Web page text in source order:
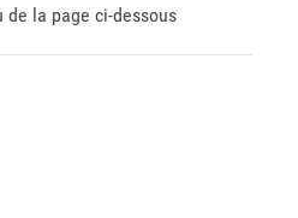
la page ci-dessous